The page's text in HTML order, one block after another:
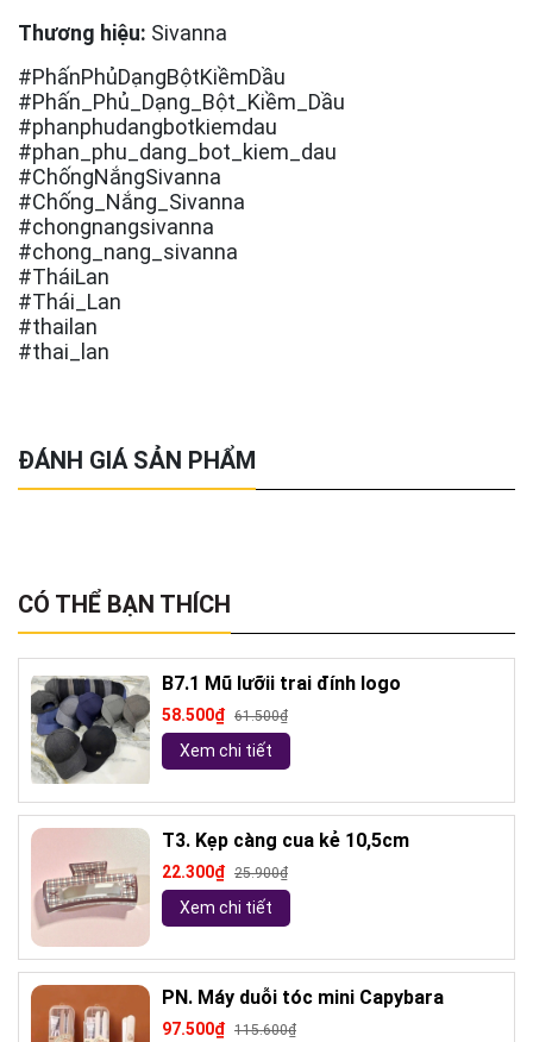
Thương hiệu: Sivanna
#PhấnPhủDạngBộtKiềmDầu
#Phấn_Phủ_Dạng_Bột_Kiềm_Dầu
#phanphudangbotkiemdau
#phan_phu_dang_bot_kiem_dau
#ChốngNắngSivanna
#Chống_Nắng_Sivanna
#chongnangsivanna
#chong_nang_sivanna
#TháiLan
#Thái_Lan
#thailan
#thai_lan
ĐÁNH GIÁ SẢN PHẨM
CÓ THỂ BẠN THÍCH
B7.1 Mũ lưỡii trai đính logo
58.500₫ 61.500₫
Xem chi tiết
T3. Kẹp càng cua kẻ 10,5cm
22.300₫ 25.900₫
Xem chi tiết
PN. Máy duỗi tóc mini Capybara
97.500₫ 115.600₫